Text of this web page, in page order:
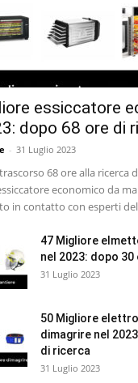
essiccatore
dopo 68 ore di
- 31 Luglio 2023
68 ore alla ricerca
economico da
in contatto con esperti
47 Migliore
nel 2023: dopo
31 Luglio 2023
50 Migliore
dimagrire nel
di ricerca
31 Luglio 2023